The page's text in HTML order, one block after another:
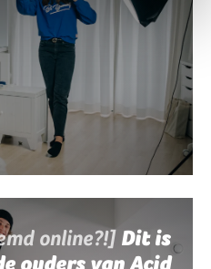
online?!] Dit is
ouders van Acid